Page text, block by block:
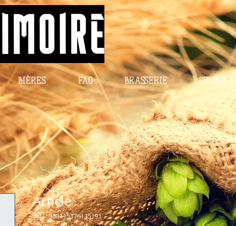
BIÈRES FAQ BRASSERIE CONTACT
Article
SKU : 364115376135191